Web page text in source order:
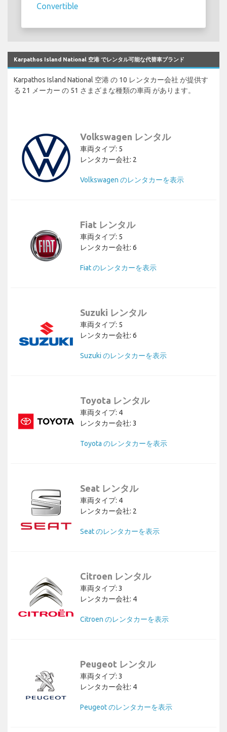
Convertible
Karpathos Island National 空港 でレンタル可能な代替車ブランド
Karpathos Island National 空港 の 10 レンタカー会社 が提供す
る 21 メーカー の 51 さまざまな種類の車両 があります。
Volkswagen レンタル
車両タイプ: 5
レンタカー会社: 2
Volkswagen のレンタカーを表示
Fiat レンタル
車両タイプ: 5
レンタカー会社: 6
Fiat のレンタカーを表示
Suzuki レンタル
車両タイプ: 5
レンタカー会社: 6
Suzuki のレンタカーを表示
Toyota レンタル
車両タイプ: 4
レンタカー会社: 3
Toyota のレンタカーを表示
Seat レンタル
車両タイプ: 4
レンタカー会社: 2
Seat のレンタカーを表示
Citroen レンタル
車両タイプ: 3
レンタカー会社: 4
Citroen のレンタカーを表示
Peugeot レンタル
車両タイプ: 3
レンタカー会社: 4
Peugeot のレンタカーを表示